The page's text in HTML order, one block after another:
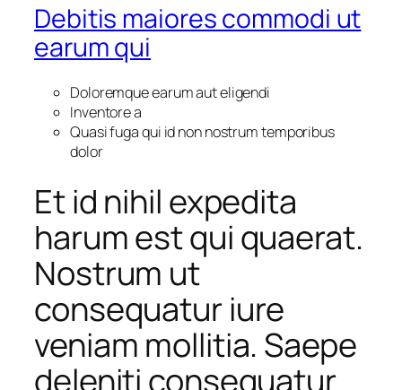
Debitis maiores commodi ut
earum qui
Doloremque earum aut eligendi
Inventore a
Quasi fuga qui id non nostrum temporibus
dolor
Et id nihil expedita
harum est qui quaerat.
Nostrum ut
consequatur iure
veniam mollitia. Saepe
deleniti consequatur